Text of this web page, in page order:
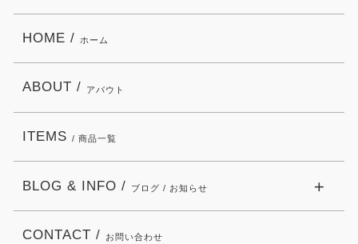
HOME / ホーム
ABOUT / アバウト
ITEMS / 商品一覧
BLOG & INFO / ブログ / お知らせ
CONTACT / お問い合わせ